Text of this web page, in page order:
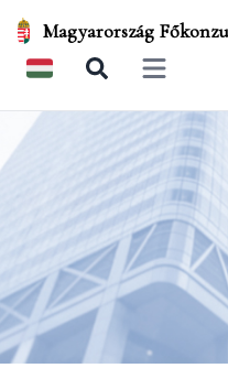
Magyarország
Open main